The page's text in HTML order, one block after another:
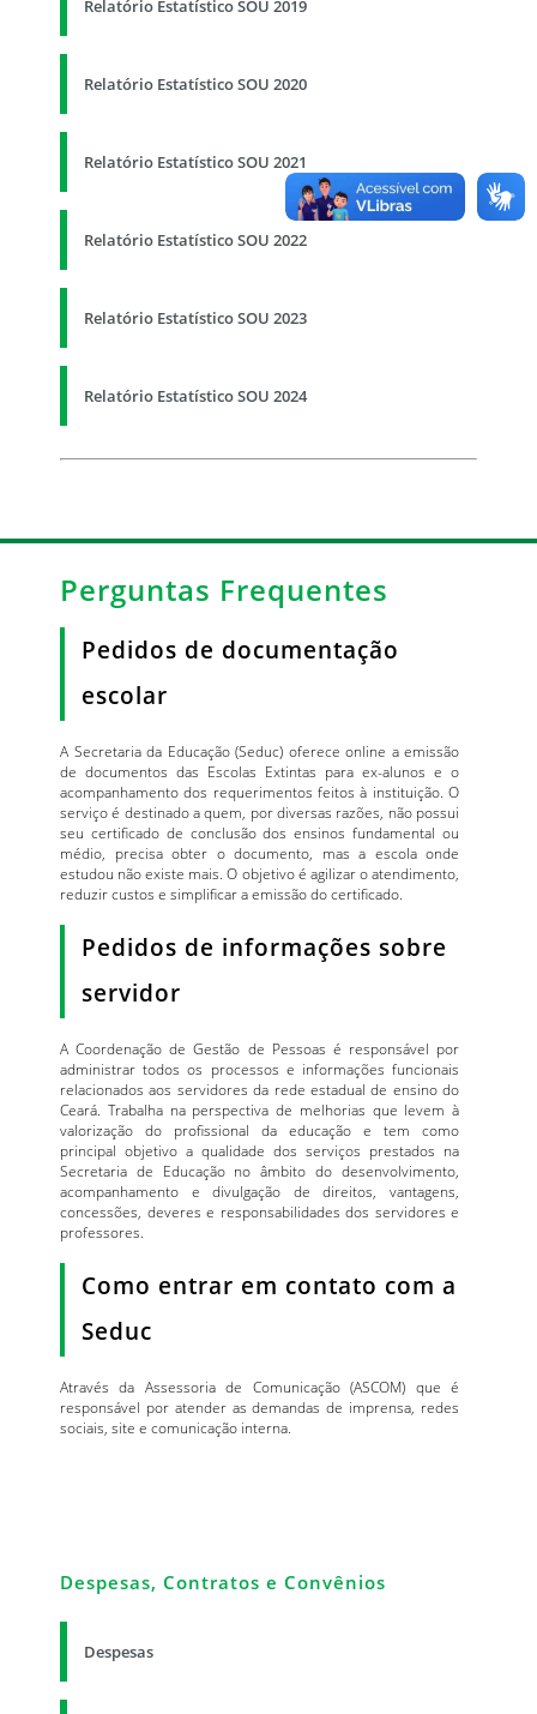
Relatório Estatístico SOU 2019
Relatório Estatístico SOU 2020
Relatório Estatístico SOU 2021
Relatório Estatístico SOU 2022
Relatório Estatístico SOU 2023
Relatório Estatístico SOU 2024
Perguntas Frequentes
Pedidos de documentação
escolar
A Secretaria da Educação (Seduc) oferece online a emissão
de documentos das Escolas Extintas para ex-alunos e o
acompanhamento dos requerimentos feitos à instituição. O
serviço é destinado a quem, por diversas razões, não possui
seu certificado de conclusão dos ensinos fundamental ou
médio, precisa obter o documento, mas a escola onde
estudou não existe mais. O objetivo é agilizar o atendimento,
reduzir custos e simplificar a emissão do certificado.
Pedidos de informações sobre
servidor
A Coordenação de Gestão de Pessoas é responsável por
administrar todos os processos e informações funcionais
relacionados aos servidores da rede estadual de ensino do
Ceará. Trabalha na perspectiva de melhorias que levem à
valorização do profissional da educação e tem como
principal objetivo a qualidade dos serviços prestados na
Secretaria de Educação no âmbito do desenvolvimento,
acompanhamento e divulgação de direitos, vantagens,
concessões, deveres e responsabilidades dos servidores e
professores.
Como entrar em contato com a
Seduc
Através da Assessoria de Comunicação (ASCOM) que é
responsável por atender as demandas de imprensa, redes
sociais, site e comunicação interna.
Despesas, Contratos e Convênios
Despesas